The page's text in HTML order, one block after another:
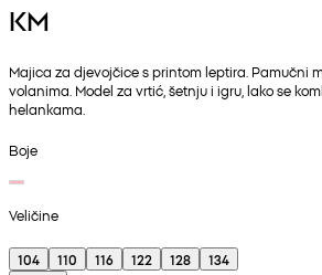
KM
Majica za djevojčice s printom leptira. Pamučni
volanima. Model za vrtić, šetnju i igru, lako se
helankama.
Boje
Veličine
104 110 116 122 128
134